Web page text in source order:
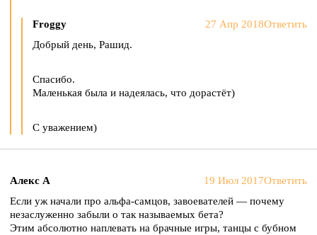
Froggy 27 Апр 2018Ответить
Добрый день, Рашид.
Спасибо.
Маленькая была и надеялась, что дорастёт)
С уважением)
Алекс А 19 Июл 2017Ответить
Если уж начали про альфа-самцов, завоевателей — почему
незаслуженно забыли о так называемых бета?
Этим абсолютно наплевать на брачные игры, танцы с бубном